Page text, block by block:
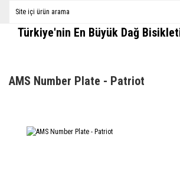
Türkiye'nin En Büyük Dağ
AMS Number Plate - Patriot